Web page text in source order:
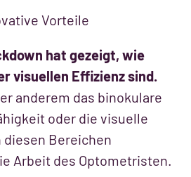
Vorteile
hat gezeigt, wie
visuellen Effizienz sind.
anderem das binokulare
oder die visuelle
diesen Bereichen
Arbeit des Optometristen.